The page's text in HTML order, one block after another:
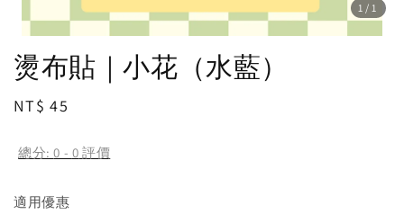
1 /1
燙布貼｜小花（水藍）
Regular
NT$ 45
總分:0 - 0 評價
適用優惠